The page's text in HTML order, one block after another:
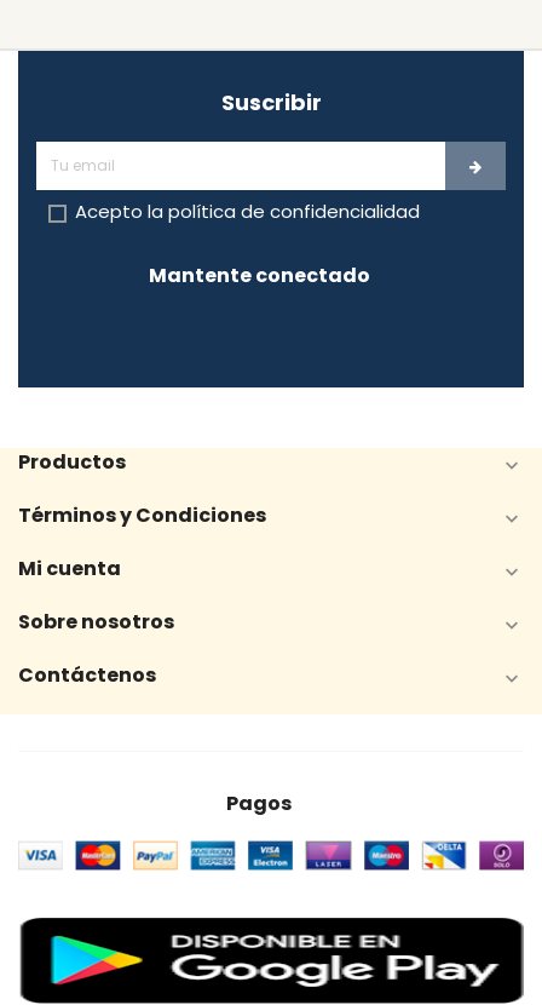
Suscribir
Acepto la política de confidencialidad
Mantente conectado
Productos 
Términos y Condiciones 
Mi cuenta 
Sobre nosotros 
Contáctenos 
Pagos